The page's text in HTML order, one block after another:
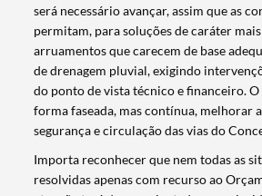
será necessário avançar, assim que as
permitam, para soluções de caráter
arruamentos que carecem de base
de drenagem pluvial, exigindo
do ponto de vista técnico e financeiro.
forma faseada, mas contínua, melhorar
segurança e circulação das vias do
Importa reconhecer que nem todas as
resolvidas apenas com recurso ao